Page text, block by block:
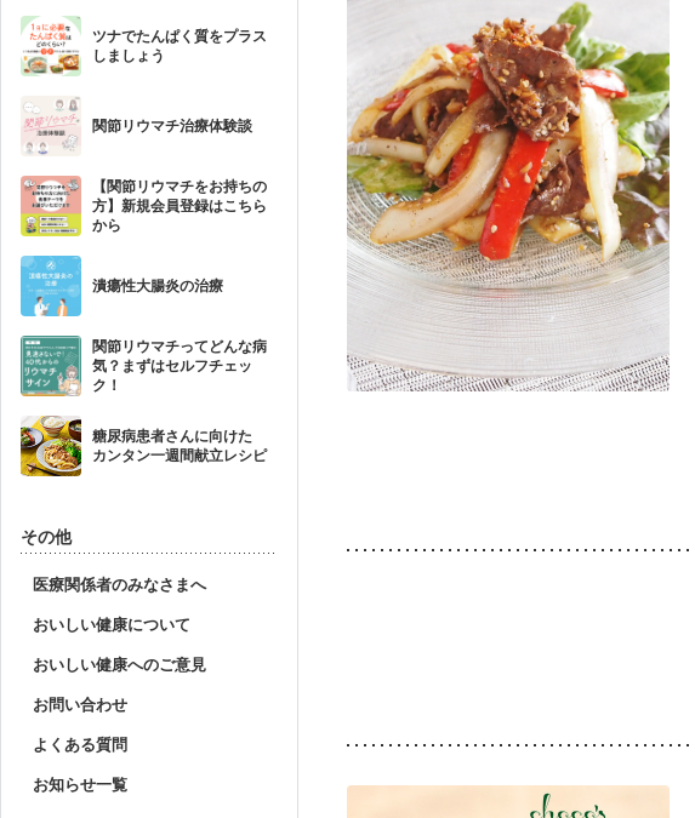
ツナでたんぱく質をプラス
しましょう
関節リウマチ治療体験談
【関節リウマチをお持ちの
方】新規会員登録はこちら
から
潰瘍性大腸炎の治療
関節リウマチってどんな病
気？まずはセルフチェッ
ク！
糖尿病患者さんに向けた
カンタン一週間献立レシピ
その他
医療関係者のみなさまへ
おいしい健康について
おいしい健康へのご意見
お問い合わせ
よくある質問
お知らせ一覧